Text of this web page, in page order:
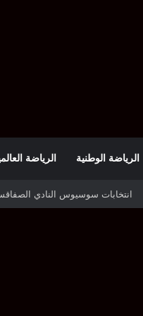
الرياضة الوطنية الرياضة